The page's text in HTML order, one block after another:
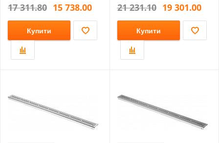
17 311.80 15 738.00
Купити
21 231.10 19 301.00
Купити